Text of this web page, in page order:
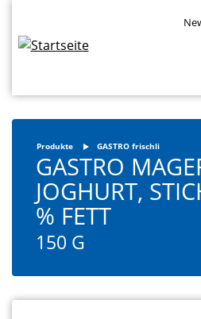
Inhalt
Navigation
Produkte GASTRO frischli
GASTRO
JOGHURT,
% FETT
150 G